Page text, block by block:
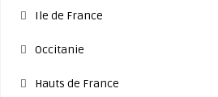
Ile de France
Occitanie
Hauts de France